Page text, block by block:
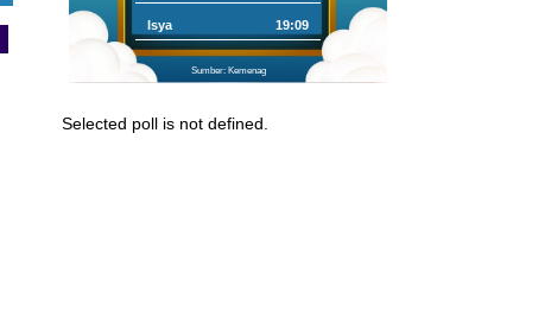
Isya 19:09
Sumber: Kemenag
Selected poll is not defined.